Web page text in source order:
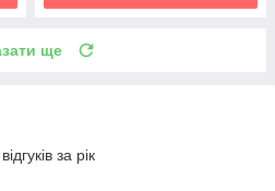
ще
за рік